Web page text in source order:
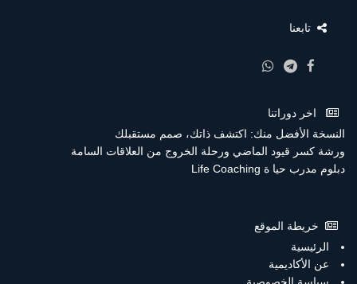
تابعنا
اخر دوراتنا
النسخة الأفضل منك: اكتشف ذاتك، صمم مستقبلك
ورشة كسر قيود الماضي ورحلة الخروج من العلاقات السامة
دبلوم مدرب حيا ة Life Coaching
خريطة الموقع
الرئيسية
عن الأكاديمية